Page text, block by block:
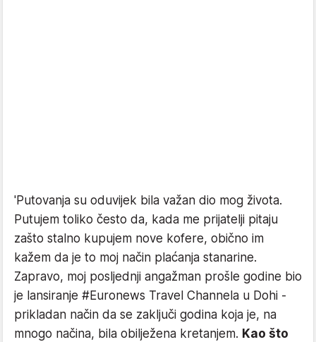
'Putovanja su oduvijek bila važan dio mog života.
Putujem toliko često da, kada me prijatelji pitaju
zašto stalno kupujem nove kofere, obično im
kažem da je to moj način plaćanja stanarine.
Zapravo, moj posljednji angažman prošle godine bio
je lansiranje #Euronews Travel Channela u Dohi -
prikladan način da se zaključi godina koja je, na
mnogo načina, bila obilježena kretanjem. Kao što